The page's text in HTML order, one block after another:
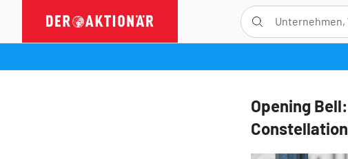
Opening